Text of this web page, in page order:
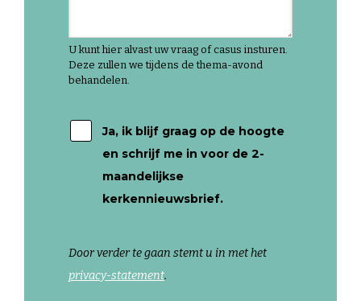
U kunt hier alvast uw vraag of casus insturen.
Deze zullen we tijdens de thema-avond
behandelen.
Ja, ik blijf graag op de hoogte
en schrijf me in voor de 2-
maandelijkse
kerkennieuwsbrief.
Door verder te gaan stemt u in met het
privacy-statement.